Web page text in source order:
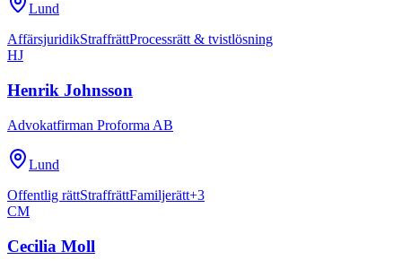
Lund
AffärsjuridikStraffrättProcessrätt & tvistlösning
HJ
Henrik Johnsson
Advokatfirman Proforma AB
Lund
Offentlig rättStraffrättFamiljerätt+3
CM
Cecilia Moll